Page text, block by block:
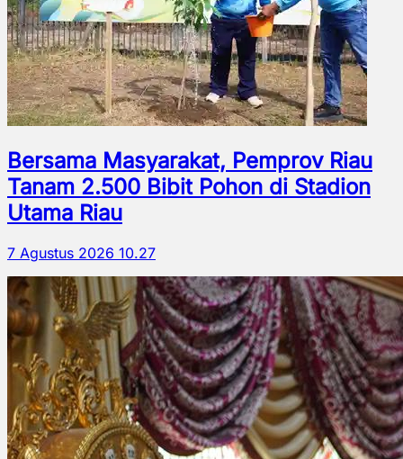
Bersama Masyarakat, Pemprov Riau
Tanam 2.500 Bibit Pohon di Stadion
Utama Riau
7 Agustus 2026 10.27